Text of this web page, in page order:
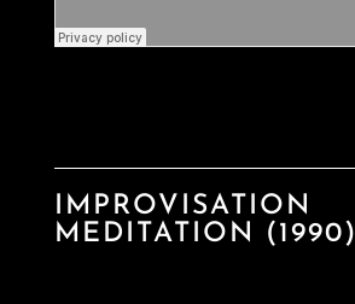
IMPROVISATION
MEDITATION (1990)